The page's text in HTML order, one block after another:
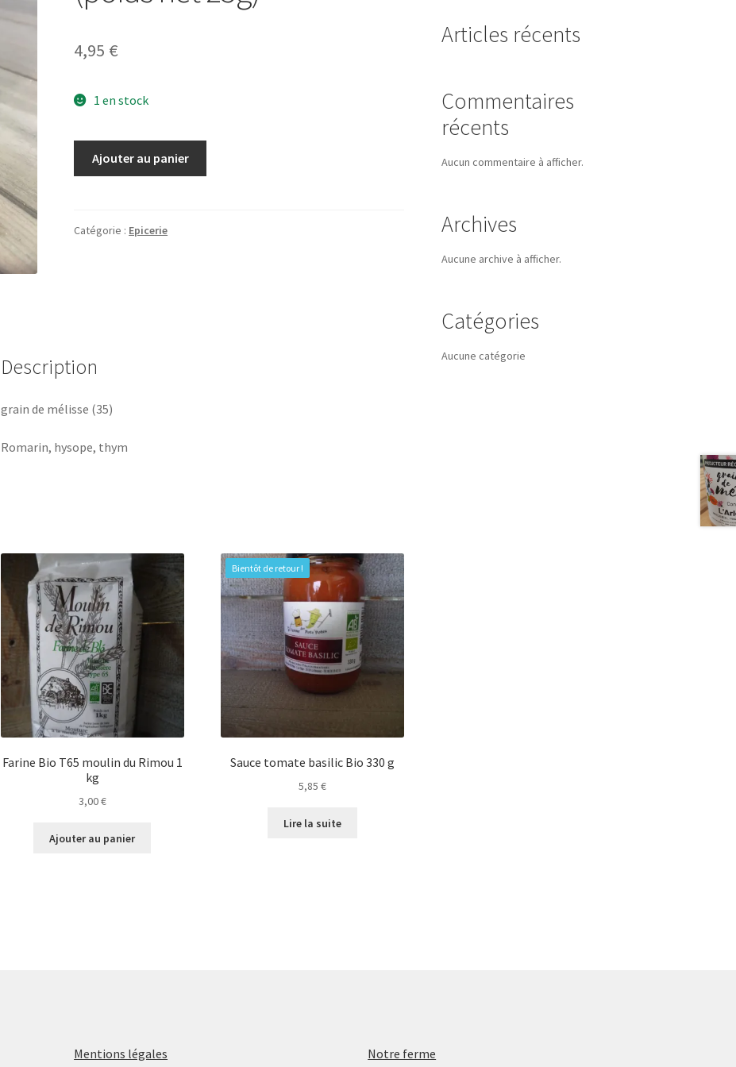
4,95 €
1 en stock
provence
Ajouter au panier
Catégorie : Epicerie
Description
grain de mélisse (35)
Romarin, hysope, thym
Farine Bio T65 moulin du Rimou 1
kg
3,00€
Ajouter au panier
Bientôt de retour !
Sauce tomate basilic Bio 330 g
5,85€
Lire la suite
Articles récents
Commentaires
récents
Aucun commentaire à afficher.
Archives
Aucune archive à afficher.
Catégories
Aucune catégorie
Mentions légales Notre ferme